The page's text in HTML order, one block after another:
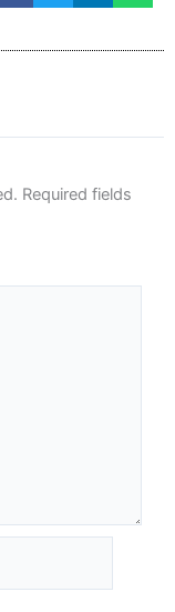
Required fields